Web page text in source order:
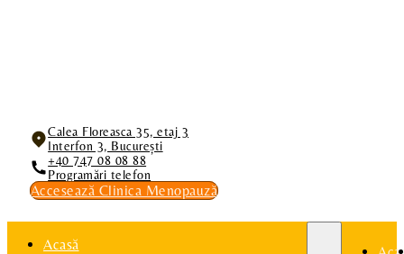
Calea Floreasca 35, etaj 3
Interfon 3, București
+40 747 08 08 88
Programări telefon
Accesează Clinica Menopauză
Acasă